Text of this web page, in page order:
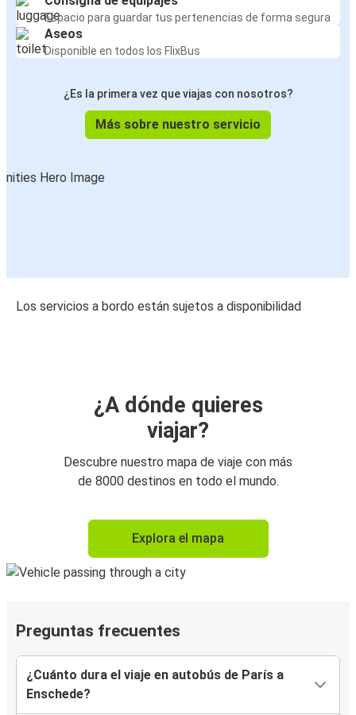
Espacio para guardar tus pertenencias de forma segura
Aseos
Disponible en todos los FlixBus
¿Es la primera vez que viajas con nosotros?
Más sobre nuestro servicio
Los servicios a bordo están sujetos a disponibilidad
¿A dónde quieres
viajar?
Descubre nuestro mapa de viaje con más
de 8000 destinos en todo el mundo.
Explora el mapa
Preguntas frecuentes
¿Cuánto dura el viaje en autobús de París a
Enschede?